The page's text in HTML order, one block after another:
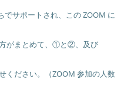
サポートされ、この ZOOM に
がまとめて、①と②、及び
ださい。（ZOOM 参加の人数